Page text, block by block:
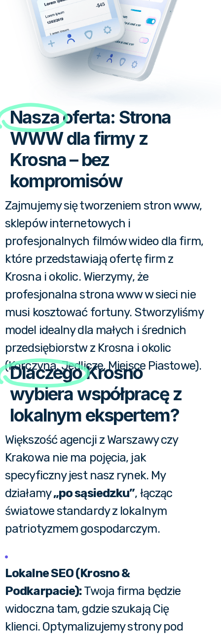
Naszaoferta: Strona
WWW dla firmy z
Krosna – bez
kompromisów
Zajmujemy się tworzeniem stron www,
sklepów internetowych i
profesjonalnych filmów wideo dla firm,
które przedstawiają ofertę firm z
Krosna i okolic. Wierzymy, że
profesjonalna strona www w sieci nie
musi kosztować fortuny. Stworzyliśmy
model idealny dla małych i średnich
przedsiębiorstw z Krosna i okolic
(Korczyna, Jedlicze, Miejsce Piastowe).
DlaczegoKrosno
wybiera współpracę z
lokalnym ekspertem?
Większość agencji z Warszawy czy
Krakowa nie ma pojęcia, jak
specyficzny jest nasz rynek. My
działamy„po sąsiedzku”, łącząc
światowe standardy z lokalnym
patriotyzmem gospodarczym.
Lokalne SEO (Krosno &
Podkarpacie):Twoja firma będzie
widoczna tam, gdzie szukają Cię
klienci. Optymalizujemy strony pod